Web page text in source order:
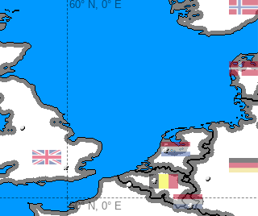
60° N, 0° E
50° N, 0° E